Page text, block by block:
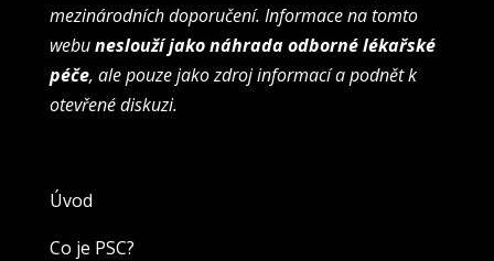
mezinárodních doporučení. Informace na tomto
webuneslouží jako náhrada odborné lékařské
péče, ale pouze jako zdroj informací a podnět k
otevřené diskuzi.
Úvod
Co je PSC?